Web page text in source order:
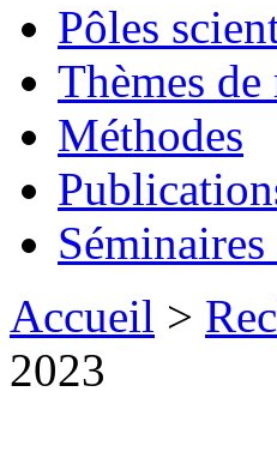
Pôles
Thèmes de
Méthodes
Accueil >
2023